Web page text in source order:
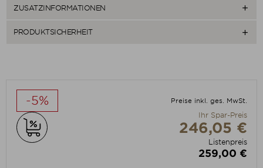
ZUSATZINFORMATIONEN 
PRODUKTSICHERHEIT 
-5% Preise inkl. ges. MwSt.
Ihr Spar-Preis
246,05 €
Listenpreis
259,00 €